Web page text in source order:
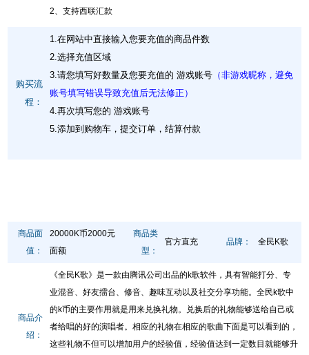
2、支持西联汇款
购买流
程：
1.在网站中直接输入您要充值的商品件数
2.选择充值区域
3.请您填写好数量及您要充值的 游戏账号 （非游戏昵称，避免
账号填写错误导致充值后无法修正）
4.再次填写您的 游戏账号
5.添加到购物车，提交订单，结算付款
商品面
值：
20000K币2000元
面额
商品类
型：
官方直充 品牌： 全民K歌
商品介
绍：
《全民K歌》是一款由腾讯公司出品的k歌软件，具有智能打分、专
业混音、好友擂台、修音、趣味互动以及社交分享功能。全民k歌中
的k币的主要作用就是用来兑换礼物。兑换后的礼物能够送给自己或
者给唱的好的演唱者。相应的礼物在相应的歌曲下面是可以看到的，
这些礼物不但可以增加用户的经验值，经验值达到一定数目就能够升